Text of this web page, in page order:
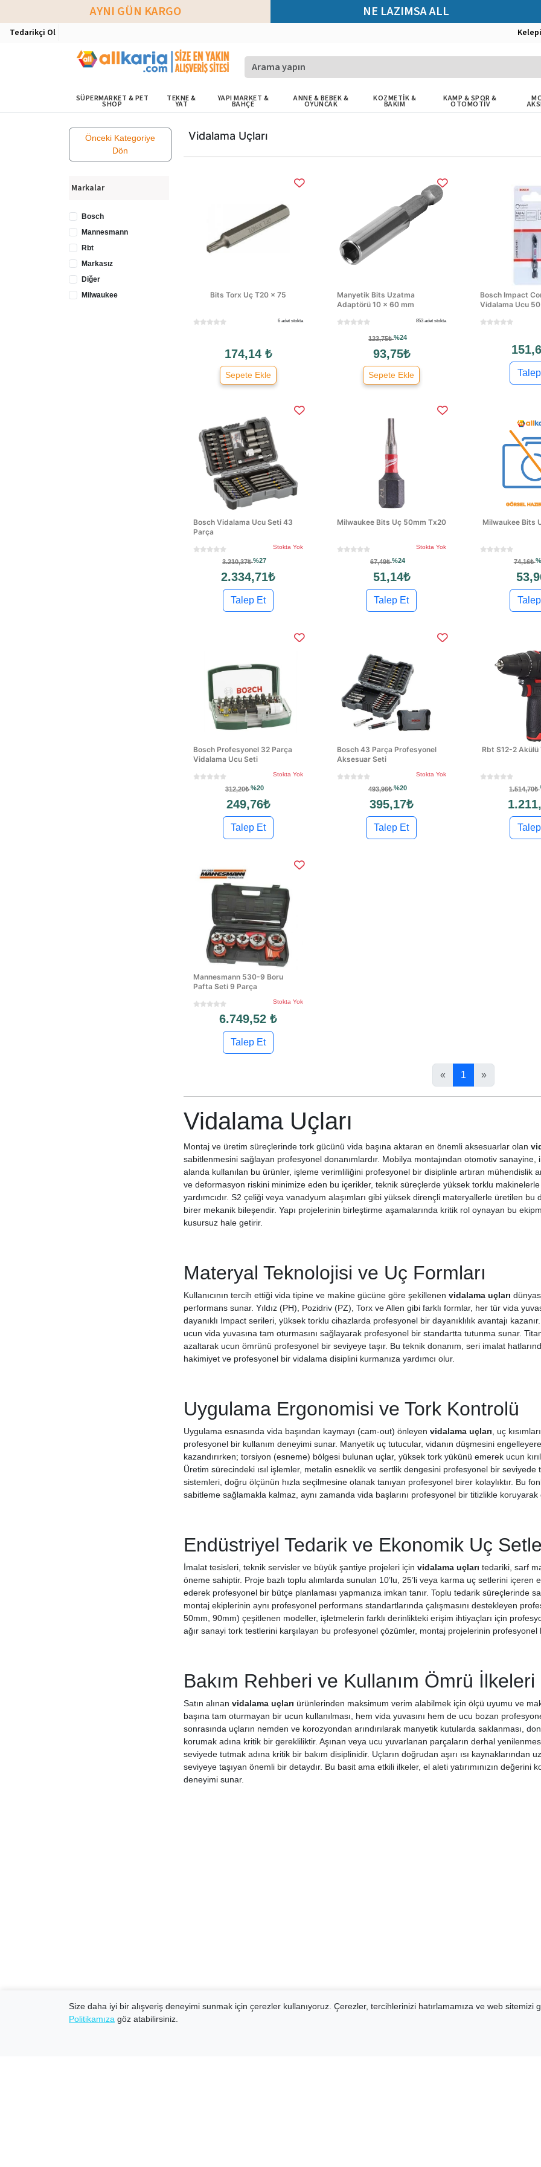
AYNI GÜN KARGO NE LAZIMSA ALL
Tedarikçi Ol
SÜPERMARKET & PET
SHOP
TEKNE &
YAT
YAPI MARKET &
BAHÇE
ANNE & BEBEK &
OYUNCAK
KOZMETİK &
BAKIM
KAMP & SPOR &
OTOMOTİV
Önceki Kategoriye
Dön
Markalar
Bosch
Mannesmann
Rbt
Markasız
Diğer
Milwaukee
Vidalama Uçları
Bits Torx Uç T20 × 75
6 adet stokta
174,14 ₺
Sepete Ekle
Manyetik Bits Uzatma
Adaptörü 10 × 60 mm
853 adet stokta
123,75₺%24
93,75₺
Sepete Ekle
Bosch Impact
Vidalama Ucu 50
Bosch Vidalama Ucu Seti 43
Parça
Stokta Yok
3.210,37₺%27
2.334,71₺
Talep Et
Milwaukee Bits Uç 50mm Tx20
Stokta Yok
67,49₺%24
51,14₺
Talep Et
Milwaukee Bits
74,16₺
Bosch Profesyonel 32 Parça
Vidalama Ucu Seti
Stokta Yok
312,20₺%20
249,76₺
Talep Et
Bosch 43 Parça Profesyonel
Aksesuar Seti
Stokta Yok
493,96₺%20
395,17₺
Talep Et
Rbt S12-2
1.514,70₺
Mannesmann 530-9 Boru
Pafta Seti 9 Parça
Stokta Yok
6.749,52 ₺
Talep Et
« 1 »
Vidalama Uçları
Montaj ve üretim süreçlerinde tork gücünü vida başına aktaran en önemli aksesuarlar olan
sabitlenmesini sağlayan profesyonel donanımlardır. Mobilya montajından otomotiv
alanda kullanılan bu ürünler, işleme verimliliğini profesyonel bir disiplinle artıran mühendislik
ve deformasyon riskini minimize eden bu içerikler, teknik süreçlerde yüksek torklu
yardımcıdır. S2 çeliği veya vanadyum alaşımları gibi yüksek dirençli materyallerle üretilen bu
birer mekanik bileşendir. Yapı projelerinin birleştirme aşamalarında kritik rol oynayan bu
kusursuz hale getirir.
Materyal Teknolojisi ve Uç Formları
Kullanıcının tercih ettiği vida tipine ve makine gücüne göre şekillenen vidalama uçları
performans sunar. Yıldız (PH), Pozidriv (PZ), Torx ve Allen gibi farklı formlar, her tür vida
dayanıklı Impact serileri, yüksek torklu cihazlarda profesyonel bir dayanıklılık avantajı
ucun vida yuvasına tam oturmasını sağlayarak profesyonel bir standartta tutunma sunar.
azaltarak ucun ömrünü profesyonel bir seviyeye taşır. Bu teknik donanım, seri imalat
hakimiyet ve profesyonel bir vidalama disiplini kurmanıza yardımcı olur.
Uygulama Ergonomisi ve Tork Kontrolü
Uygulama esnasında vida başından kaymayı (cam-out) önleyen vidalama uçları , uç
profesyonel bir kullanım deneyimi sunar. Manyetik uç tutucular, vidanın düşmesini
kazandırırken; torsiyon (esneme) bölgesi bulunan uçlar, yüksek tork yükünü emerek ucun
Üretim sürecindeki ısıl işlemler, metalin esneklik ve sertlik dengesini profesyonel bir seviyede
sistemleri, doğru ölçünün hızla seçilmesine olanak tanıyan profesyonel birer kolaylıktır. Bu
sabitleme sağlamakla kalmaz, aynı zamanda vida başlarını profesyonel bir titizlikle
Endüstriyel Tedarik ve Ekonomik Uç
İmalat tesisleri, teknik servisler ve büyük şantiye projeleri için vidalama uçları tedariki, sarf
öneme sahiptir. Proje bazlı toplu alımlarda sunulan 10’lu, 25’li veya karma uç setlerini
ederek profesyonel bir bütçe planlaması yapmanıza imkan tanır. Toplu tedarik süreçlerinde
montaj ekiplerinin aynı profesyonel performans standartlarında çalışmasını destekleyen
50mm, 90mm) çeşitlenen modeller, işletmelerin farklı derinlikteki erişim ihtiyaçları için
ağır sanayi tork testlerini karşılayan bu profesyonel çözümler, montaj projelerinin
Bakım Rehberi ve Kullanım Ömrü İlkeleri
Satın alınan vidalama uçları ürünlerinden maksimum verim alabilmek için ölçü uyumu ve
başına tam oturmayan bir ucun kullanılması, hem vida yuvasını hem de ucu bozan
sonrasında uçların nemden ve korozyondan arındırılarak manyetik kutularda saklanması,
korumak adına kritik bir gerekliliktir. Aşınan veya ucu yuvarlanan parçaların derhal
seviyede tutmak adına kritik bir bakım disiplinidir. Uçların doğrudan aşırı ısı
seviyeye taşıyan önemli bir detaydır. Bu basit ama etkili ilkeler, el aleti yatırımınızın değerini
deneyimi sunar.
Size daha iyi bir alışveriş deneyimi sunmak için çerezler kullanıyoruz. Çerezler, tercihlerinizi hatırlamamıza ve web sitemizi
Politikamıza göz atabilirsiniz.